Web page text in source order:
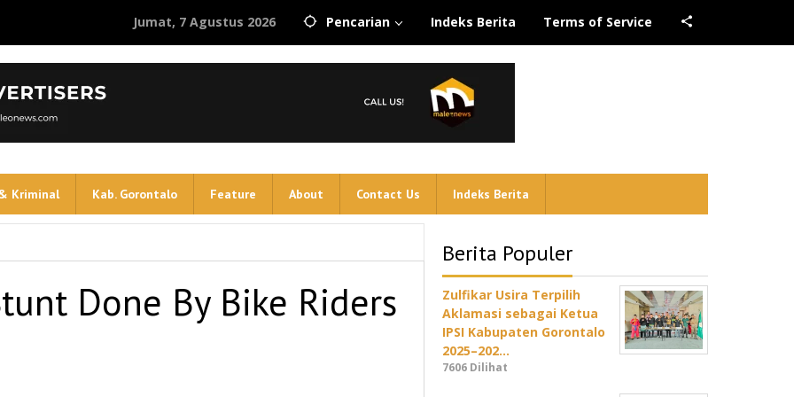
Jumat, 7 Agustus 2026 Pencarian Indeks Berita Terms of Service
Kriminal Kab. Gorontalo Feature About Contact Us Indeks Berita
Done By Bike Riders
Berita Populer
Zulfikar Usira Terpilih
Aklamasi sebagai Ketua
IPSI Kabupaten Gorontalo
2025–202…
7606 Dilihat